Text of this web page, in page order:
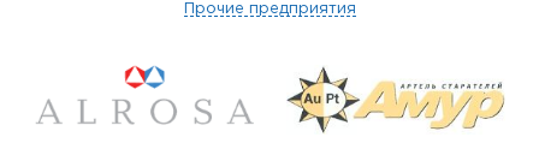
Прочие предприятия